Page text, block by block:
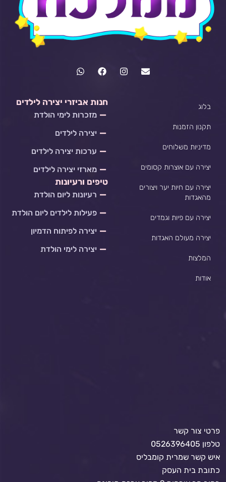
E
n
I
n
F
a
b
o
W
h
s
p
בלוג
תקנון הזמנות
מדיניות משלוחים
יצירה עם אוצרות קסומים
יצירה עם חיות יער ויצורים
מהאגדות
יצירה עם פיות וגמדים
יצירה מעולם האגדות
המלצות
אודות
חנות אביזרי יצירה לילדים
מזכרות לימי הולדת
יצירה לילדים
ערכות יצירה לילדים
מארזי יצירה לילדים
טיפים ורעיונות
רעיונות ליום הולדת
פעילות לילדים ליום הולדת
יצירה לפיתוח הדמיון
יצירה לימי הולדת
פרטי צור קשר
טלפון 0526396405
איש קשר שמרית קומבליס
כתובת בית העסק